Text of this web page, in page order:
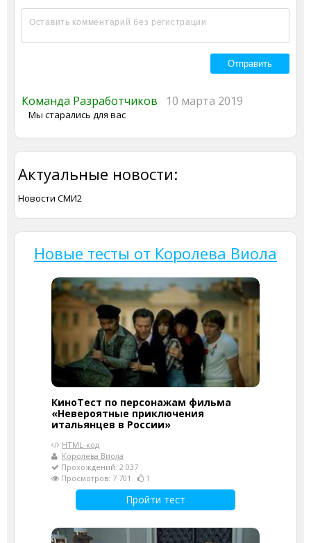
Команда Разработчиков 10 марта 2019
Мы старались для вас
Актуальные новости:
Новости СМИ2
Новые тесты от Королева Виола
КиноТест по персонажам фильма
«Невероятные приключения
итальянцев в России»
HTML-код
Королева Виола
Прохождений: 2 037
Просмотров: 7 701
1
Пройти тест